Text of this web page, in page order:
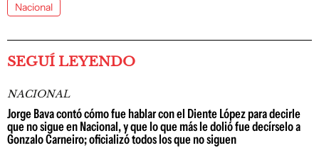
Nacional
SEGUÍ LEYENDO
NACIONAL
Jorge Bava contó cómo fue hablar con el Diente López para decirle
que no sigue en Nacional, y que lo que más le dolió fue decírselo a
Gonzalo Carneiro; oficializó todos los que no siguen